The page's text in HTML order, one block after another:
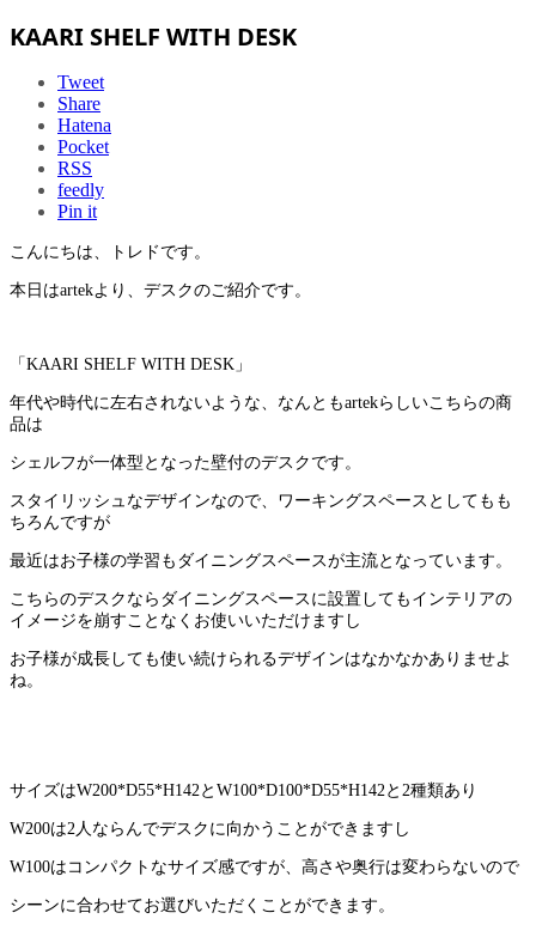
KAARI SHELF WITH DESK
Tweet
Share
Hatena
Pocket
RSS
feedly
Pin it
こんにちは、トレドです。
本日はartekより、デスクのご紹介です。
「KAARI SHELF WITH DESK」
年代や時代に左右されないような、なんともartekらしいこちらの商
品は
シェルフが一体型となった壁付のデスクです。
スタイリッシュなデザインなので、ワーキングスペースとしてもも
ちろんですが
最近はお子様の学習もダイニングスペースが主流となっています。
こちらのデスクならダイニングスペースに設置してもインテリアの
イメージを崩すことなくお使いいただけますし
お子様が成長しても使い続けられるデザインはなかなかありませよ
ね。
サイズはW200*D55*H142とW100*D100*D55*H142と2種類あり
W200は2人ならんでデスクに向かうことができますし
W100はコンパクトなサイズ感ですが、高さや奥行は変わらないので
シーンに合わせてお選びいただくことができます。